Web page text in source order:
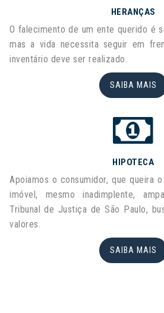
HERANÇAS
O falec­i­mento de um ente querido é
mas a vida neces­sita seguir em
inven­tário deve ser real­izado.
SAIBA MAIS
HIPOTECA
Apoiamos o consumidor, que queira
imóvel, mesmo inadimplente,
Tribunal de Justiça de São Paulo,
valores.
SAIBA MAIS